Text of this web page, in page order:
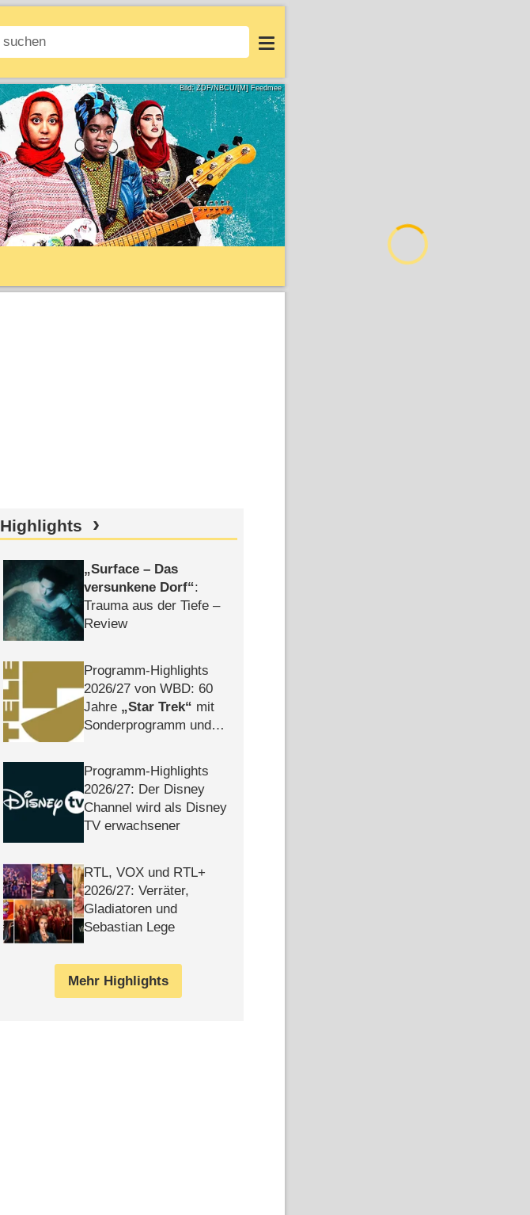
Login
Bild: ZDF/NBCU/[M] Feedmee
Highlights
Surface – Das
versunkene Dorf :
Trauma aus der Tiefe –
Review
Programm-Highlights
2026/​27 von WBD: 60
Jahre
Star Trek
mit
Sonderprogramm und
Programm-Highlights
2026/​27: Der Disney
Channel wird als Disney
TV erwachsener
RTL, VOX und RTL+
2026/​27: Verräter,
Gladiatoren und
Sebastian Lege
Mehr Highlights